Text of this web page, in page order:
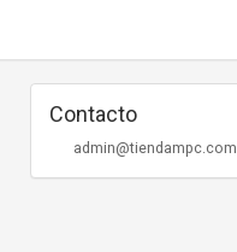
Contacto
admin@tiendampc.com